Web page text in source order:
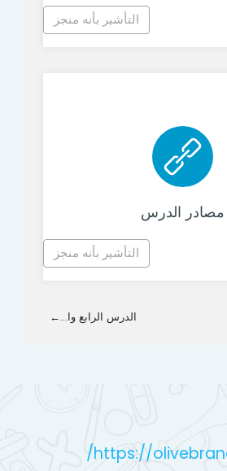
التأشير بأنه منجز
مصادر الدرس
رابط الكتروني
التأشير بأنه منجز
الدرس الرابع وا...←
https://